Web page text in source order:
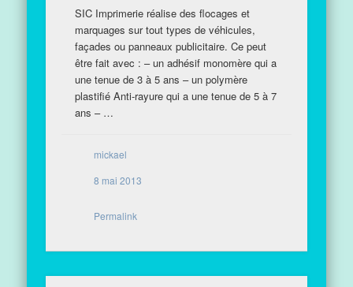
SIC Imprimerie réalise des flocages et
marquages sur tout types de véhicules,
façades ou panneaux publicitaire. Ce peut
être fait avec : – un adhésif monomère qui a
une tenue de 3 à 5 ans – un polymère
plastifié Anti-rayure qui a une tenue de 5 à 7
ans – …
mickael
8 mai 2013
Permalink